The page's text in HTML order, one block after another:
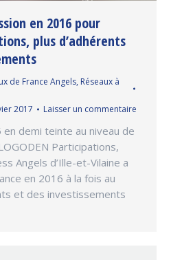
en 2016 pour
plus d’adhérents
de France Angels, Réseaux à
2017 Laisser un commentaire
demi teinte au niveau de
Participations,
Angels d’Ille-et-Vilaine a
en 2016 à la fois au
et des investissements